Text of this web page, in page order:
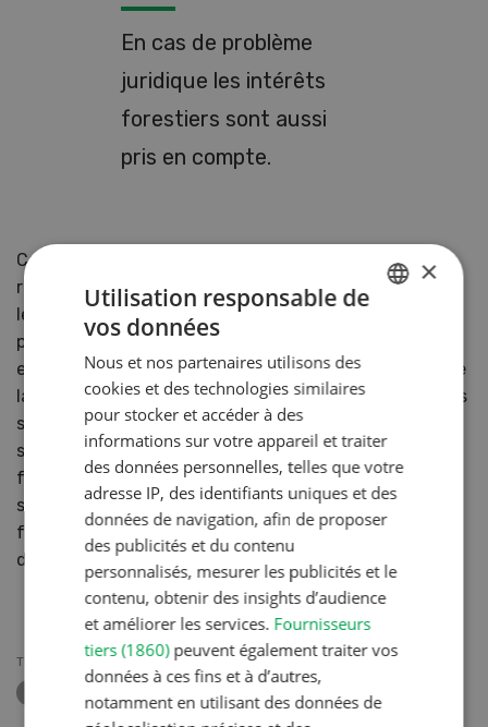
En cas de problème
juridique les intérêts
forestiers sont aussi
pris en compte.
Comme la distance des bâtiments ou installations par
rapport à la forêt est définie, il est recommandé, dans
les zones menacées, d’empêcher au moins la
progression de la forêt à proximité des bâtiments. En
effet, en cas de problème juridique lié à la réduction de
la distance par rapport à la forêt, les intérêts forestiers
sont aussi pris en compte. Pour les questions
spécifiques concernant la distance par rapport à la
forêt et à la constatation de la nature forestière, les
services cantonaux des forêts ou les services
forestiers d’arrondissement sont les interlocuteurs
désignés.
THÈMES
×
Utilisation responsable de
vos données
Nous et nos partenaires utilisons des
cookies et des technologies similaires
pour stocker et accéder à des
informations sur votre appareil et traiter
des données personnelles, telles que votre
adresse IP, des identifiants uniques et des
données de navigation, afin de proposer
des publicités et du contenu
personnalisés, mesurer les publicités et le
contenu, obtenir des insights d’audience
et améliorer les services. Fournisseurs
tiers (1860)peuvent également traiter vos
données à ces fins et à d’autres,
notamment en utilisant des données de